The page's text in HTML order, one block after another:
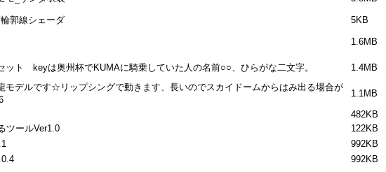
郭線シェーダ 5KB
1.6MB
ット keyは奥州杯でKUMAに騎乗していた人の名前○○、ひらがな二文字。 1.4MB
モデルです☆リップシングで動きます、長いのでスカイドームからはみ出る場合が
1.1MB
482KB
ツールVer1.0 122KB
992KB
992KB